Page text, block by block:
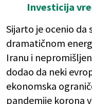
Investicija
Sijarto je ocenio da
dramatičnom
Iranu i
dodao da neki
ekonomska
pandemije korona